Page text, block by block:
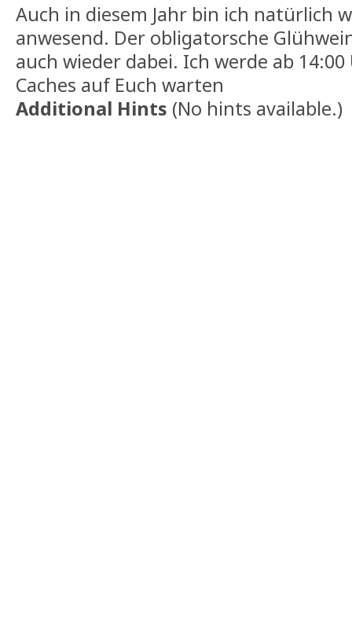
Auch in diesem Jahr bin ich natürlich
anwesend. Der obligatorsche
auch wieder dabei. Ich werde ab
Caches auf Euch warten
Additional Hints (No hints available.)